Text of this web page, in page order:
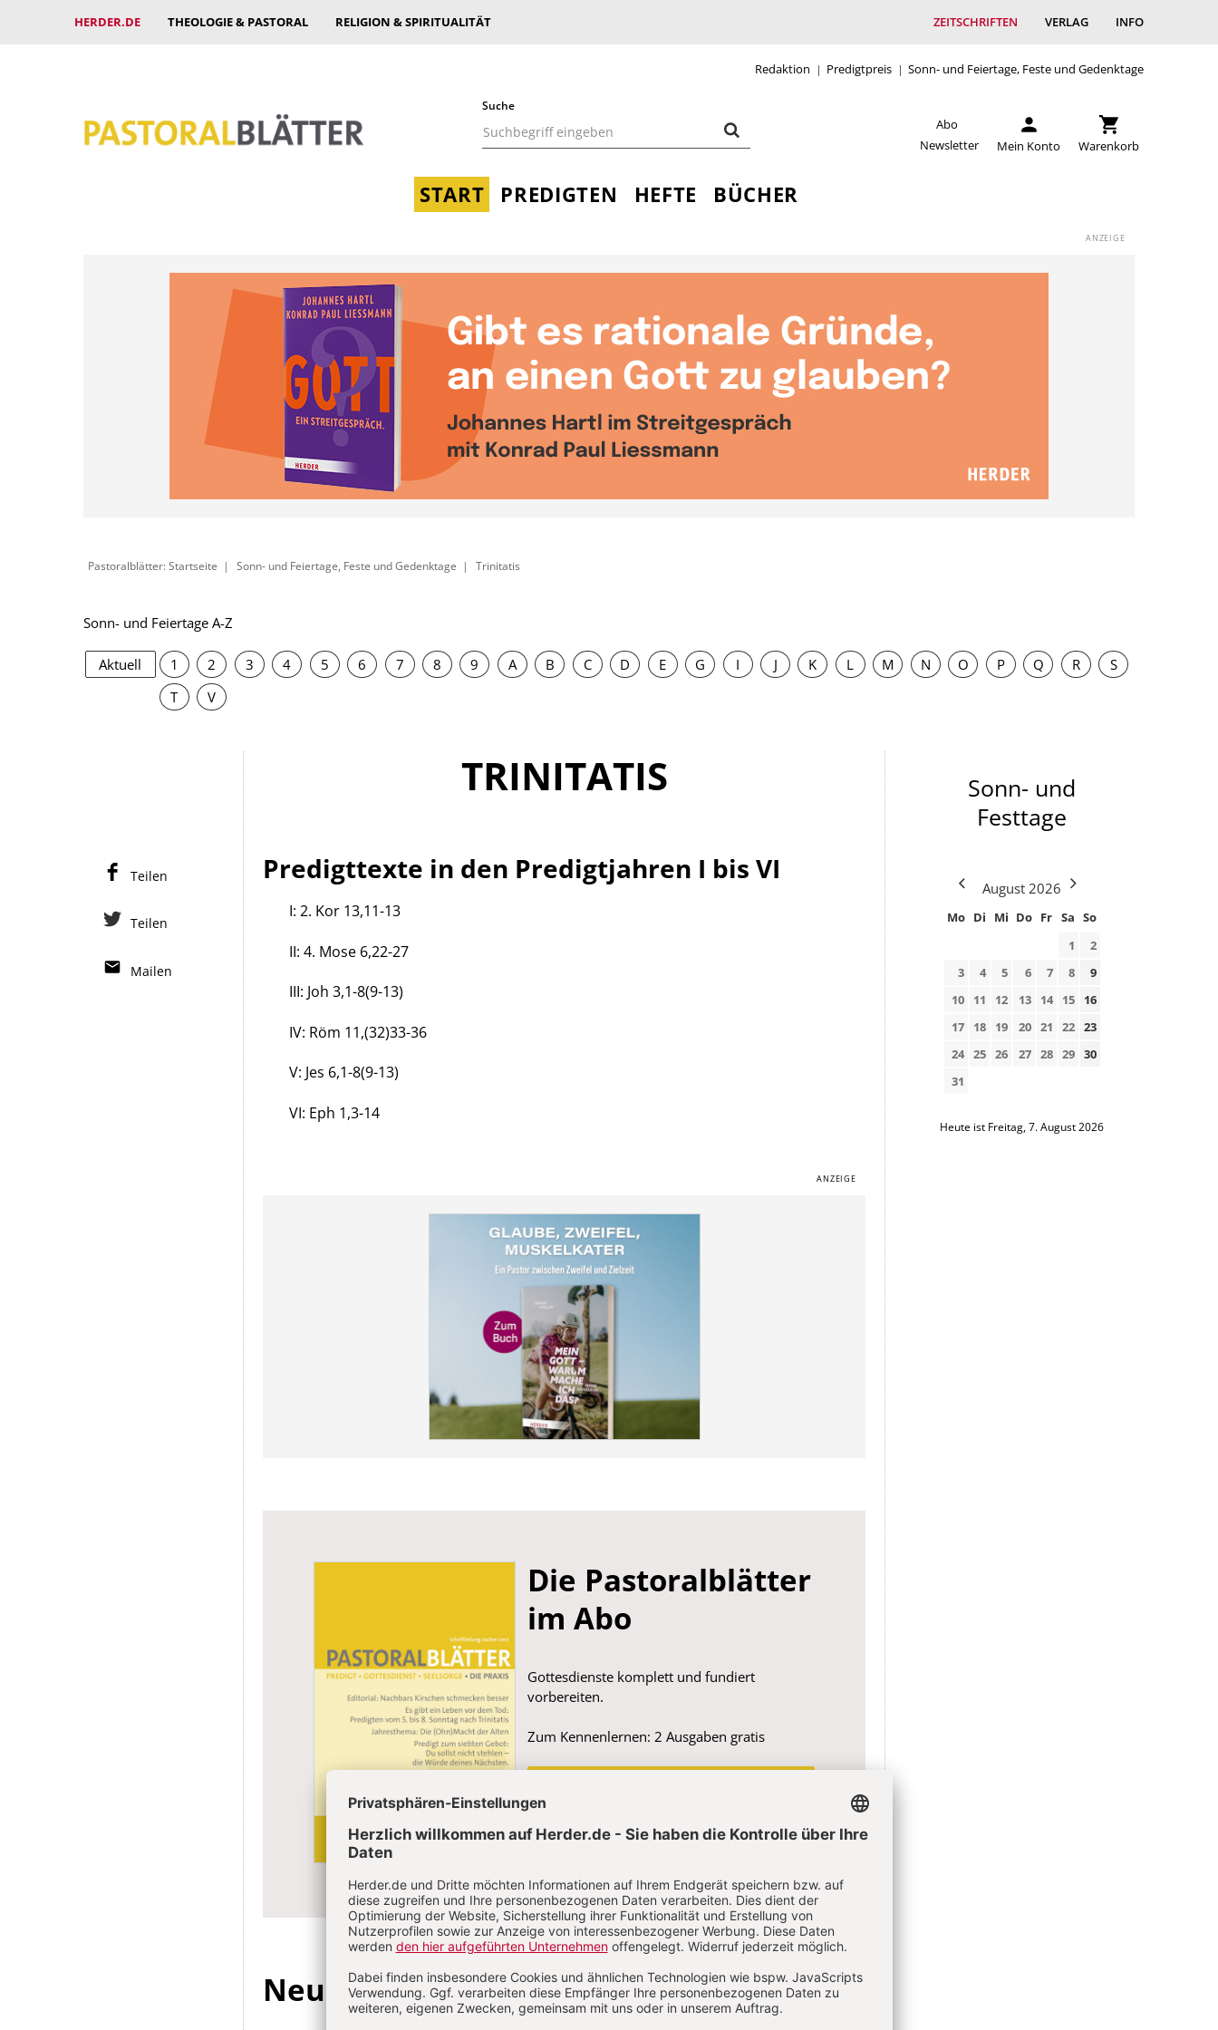
HERDER.DE THEOLOGIE & PASTORAL RELIGION & SPIRITUALITÄT ZEITSCHRIFTEN VERLAG INFO
Redaktion Predigtpreis Sonn- und Feiertage, Feste und Gedenktage
Suche
Abo
Newsletter
Mein Konto Warenkorb
START PREDIGTEN HEFTE BÜCHER
Pastoralblätter: Startseite Sonn- und Feiertage, Feste und Gedenktage Trinitatis
Sonn- und Feiertage A-Z
Aktuell 1 2 3 4 5 6 7 8 9 A B C D E G I J K L M N O P Q R
S
T
V
TRINITATIS
Predigttexte in den Predigtjahren I bis VI
I: 2. Kor 13,11-13
II: 4. Mose 6,22-27
III: Joh 3,1-8(9-13)
IV: Röm 11,(32)33-36
V: Jes 6,1-8(9-13)
VI: Eph 1,3-14
Die Pastoralblätter
im Abo
Gottesdienste komplett und fundiert
vorbereiten.
Zum Kennenlernen: 2 Ausgaben gratis
Teilen
Teilen
Mailen
Überschrift Neueste Artikel zum Thema
Sonn- und
Festtage
August 2026
Mo Di Mi Do Fr Sa So
1
2
3
4 5 6 7 8
9
10
11 12 13 14 15
16
17
18 19 20 21 22 23
24 25 26 27 28 29 30
31
Heute ist Freitag, 7. August 2026